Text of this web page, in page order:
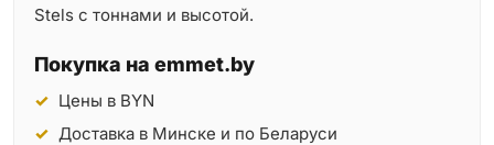
Stels с тоннами и высотой.
Покупка на emmet.by
Цены в BYN
Доставка в Минске и по Беларуси